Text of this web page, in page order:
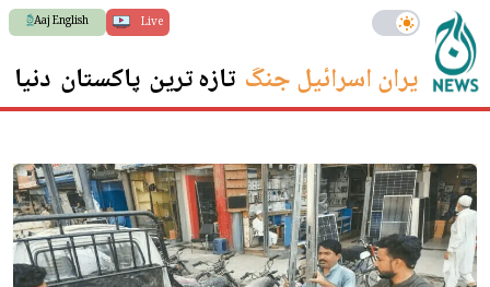
Live
Aaj English
ایران اسرائیل جنگ تازہ ترین پاکستان دنیا